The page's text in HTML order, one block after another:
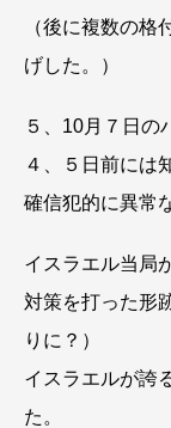
（後に複数の
げした。）
５、10月７日の
４、５日前には
確信犯的に異常
イスラエル当局
対策を打った形
りに？）
イスラエルが誇
た。